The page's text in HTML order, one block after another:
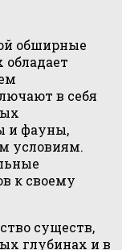
обширные
в себя
и фауны,
условиям.
к своему
существ,
глубинах и в